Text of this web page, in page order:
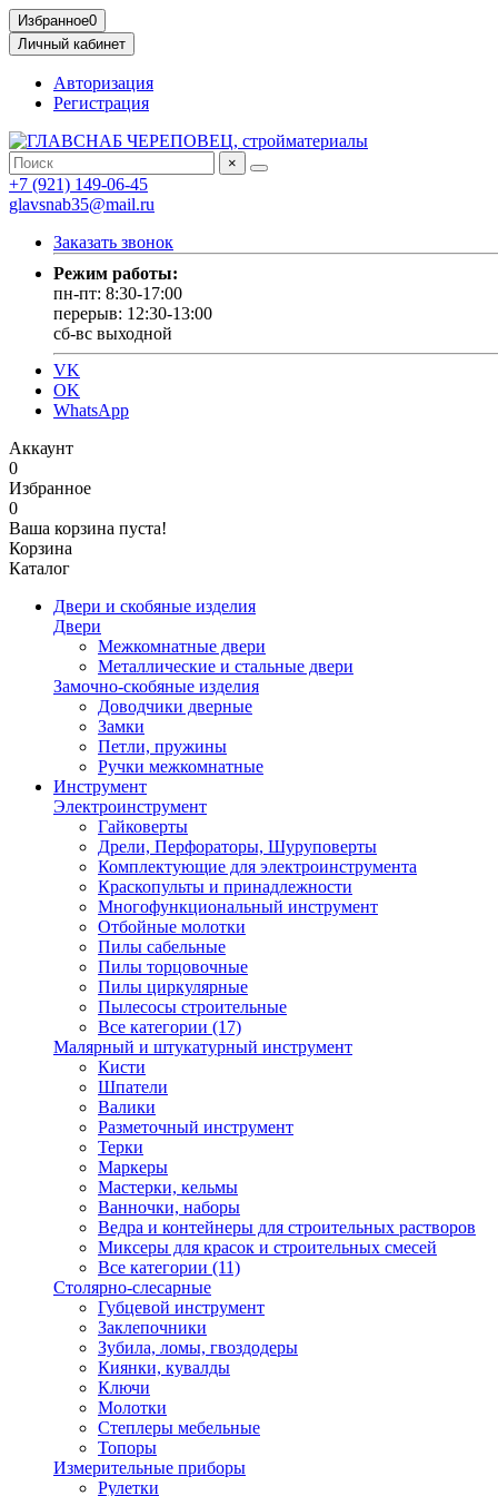
Избранное0
Личный кабинет
Авторизация
Регистрация
×
+7 (921) 149-06-45
glavsnab35@mail.ru
Заказать звонок
Режим работы:
пн-пт: 8:30-17:00
перерыв: 12:30-13:00
сб-вс выходной
VK
OK
WhatsApp
Аккаунт
0
Избранное
0
Ваша корзина пуста!
Корзина
Каталог
Двери и скобяные изделия
Двери
Межкомнатные двери
Металлические и стальные двери
Замочно-скобяные изделия
Доводчики дверные
Замки
Петли, пружины
Ручки межкомнатные
Инструмент
Электроинструмент
Гайковерты
Дрели, Перфораторы, Шуруповерты
Комплектующие для электроинструмента
Краскопульты и принадлежности
Многофункциональный инструмент
Отбойные молотки
Пилы сабельные
Пилы торцовочные
Пилы циркулярные
Пылесосы строительные
Все категории (17)
Малярный и штукатурный инструмент
Кисти
Шпатели
Валики
Разметочный инструмент
Терки
Маркеры
Мастерки, кельмы
Ванночки, наборы
Ведра и контейнеры для строительных растворов
Миксеры для красок и строительных смесей
Все категории (11)
Столярно-слесарные
Губцевой инструмент
Заклепочники
Зубила, ломы, гвоздодеры
Киянки, кувалды
Ключи
Молотки
Степлеры мебельные
Топоры
Измерительные приборы
Рулетки